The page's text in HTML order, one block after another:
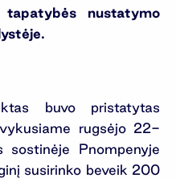
nustatymo
buvo pristatytas
rugsėjo 22-
sostinėje Pnompenyje
susirinko beveik 200